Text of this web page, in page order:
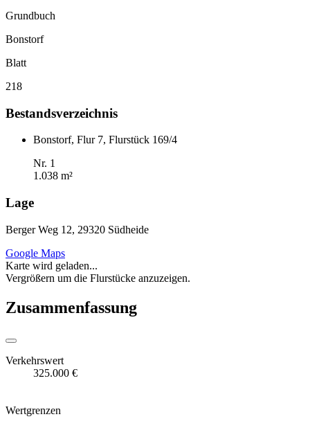
Grundbuch
Bonstorf
Blatt
218
Bestandsverzeichnis
Bonstorf, Flur 7, Flurstück 169/4
Nr. 1
1.038 m²
Lage
Berger Weg 12, 29320 Südheide
Google Maps
Karte wird geladen...
Vergrößern um die Flurstücke anzuzeigen.
Zusammenfassung
Verkehrswert
325.000 €
Wertgrenzen